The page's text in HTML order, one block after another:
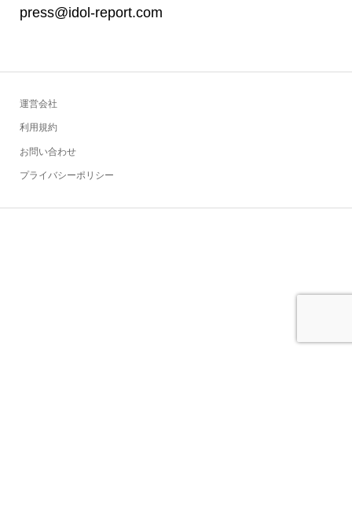
press@idol-report.com
運営会社
利用規約
お問い合わせ
プライバシーポリシー